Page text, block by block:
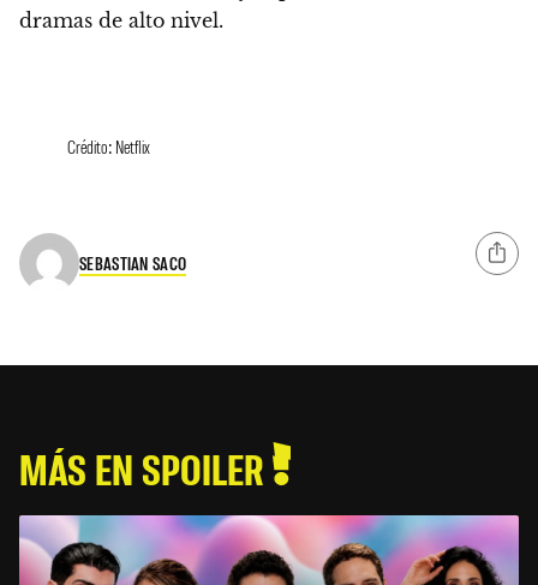
dramas de alto nivel.
Crédito: Netflix
SEBASTIAN SACO
MÁS EN SPOILER